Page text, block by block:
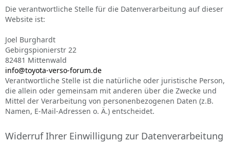
Die verantwortliche Stelle für die Datenverarbeitung auf dieser
Website ist:
Joel Burghardt
Gebirgspionierstr 22
82481 Mittenwald
info@toyota-verso-forum.de
Verantwortliche Stelle ist die natürliche oder juristische Person,
die allein oder gemeinsam mit anderen über die Zwecke und
Mittel der Verarbeitung von personenbezogenen Daten (z.B.
Namen, E-Mail-Adressen o. Ä.) entscheidet.
Widerruf Ihrer Einwilligung zur Datenverarbeitung